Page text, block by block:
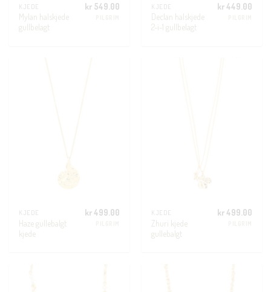
KJEDE
Mylan halskjede
gullbelagt
kr549.00 KJEDE
Declan halskjede
2-i-1 gullbelagt
kr449.00
KJEDE
Haze gullebalgt
kjede
kr499.00 KJEDE
Zhuri kjede
gullebalgt
kr499.00